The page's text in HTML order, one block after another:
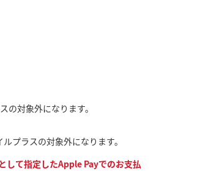
対象外になります。
プラスの対象外になります。
して指定したApple Payでのお支払